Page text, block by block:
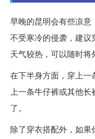
早晚的昆明会有些凉意
不受寒冷的侵袭，建
天气较热，可以随时将
在下半身方面，穿上
上一条牛仔裤或其他
了。
除了穿衣搭配外，如